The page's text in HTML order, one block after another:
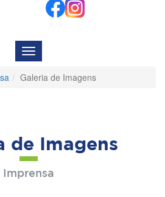
Menu
de
Navegação
Galeria de Imagens
de Imagens
Imprensa